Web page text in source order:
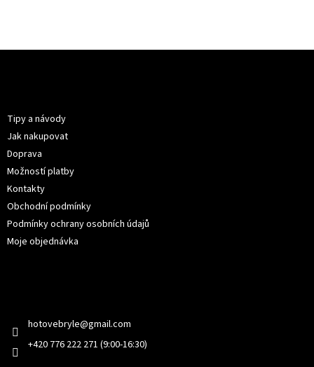
Tipy a návody
Jak nakupovat
Doprava
Možností platby
Kontakty
Obchodní podmínky
Podmínky ochrany osobních údajů
Moje objednávka
hotovebryle@gmail.com
+420 776 222 271 (9:00-16:30)